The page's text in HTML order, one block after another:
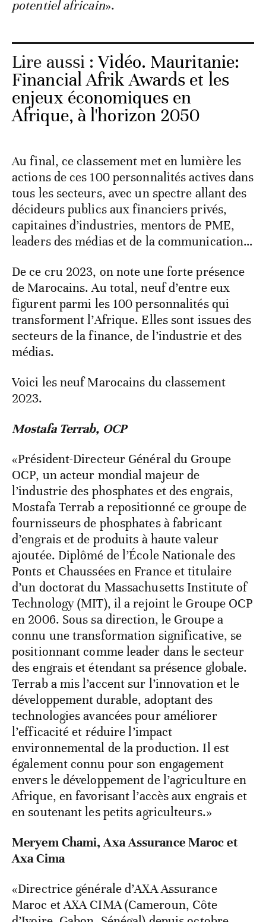
potentiel africain».
Lire aussi :Vidéo. Mauritanie:
Financial Afrik Awards et les
enjeux économiques en
Afrique, à l'horizon 2050
Au final, ce classement met en lumière les
actions de ces 100 personnalités actives dans
tous les secteurs, avec un spectre allant des
décideurs publics aux financiers privés,
capitaines d’industries, mentors de PME,
leaders des médias et de la communication…
De ce cru 2023, on note une forte présence
de Marocains. Au total, neuf d’entre eux
figurent parmi les 100 personnalités qui
transforment l’Afrique. Elles sont issues des
secteurs de la finance, de l’industrie et des
médias.
Voici les neuf Marocains du classement
2023.
Mostafa Terrab, OCP
«Président-Directeur Général du Groupe
OCP, un acteur mondial majeur de
l’industrie des phosphates et des engrais,
Mostafa Terrab a repositionné ce groupe de
fournisseurs de phosphates à fabricant
d’engrais et de produits à haute valeur
ajoutée. Diplômé de l’École Nationale des
Ponts et Chaussées en France et titulaire
d’un doctorat du Massachusetts Institute of
Technology (MIT), il a rejoint le Groupe OCP
en 2006. Sous sa direction, le Groupe a
connu une transformation significative, se
positionnant comme leader dans le secteur
des engrais et étendant sa présence globale.
Terrab a mis l’accent sur l’innovation et le
développement durable, adoptant des
technologies avancées pour améliorer
l’efficacité et réduire l’impact
environnemental de la production. Il est
également connu pour son engagement
envers le développement de l’agriculture en
Afrique, en favorisant l’accès aux engrais et
en soutenant les petits agriculteurs.»
Meryem Chami, Axa Assurance Maroc et
Axa Cima
«Directrice générale d’AXA Assurance
Maroc et AXA CIMA (Cameroun, Côte